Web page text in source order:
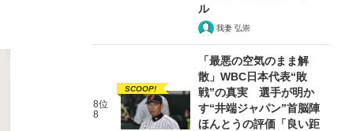
ル
我妻 弘崇
8位
8
SCOOP!
「最悪の空気のまま解
散」WBC日本代表“敗
戦”の真実 選手が明か
す“井端ジャパン”首脳陣
ほんとうの評価「良い距